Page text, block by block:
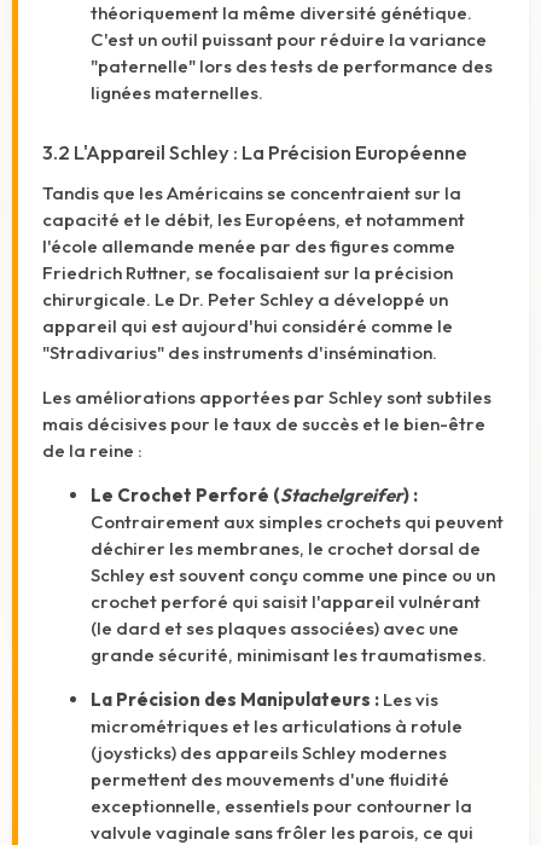
théoriquement la même diversité génétique.
C'est un outil puissant pour réduire la variance
"paternelle" lors des tests de performance des
lignées maternelles.
3.2 L'Appareil Schley : La Précision Européenne
Tandis que les Américains se concentraient sur la
capacité et le débit, les Européens, et notamment
l'école allemande menée par des figures comme
Friedrich Ruttner, se focalisaient sur la précision
chirurgicale. Le Dr. Peter Schley a développé un
appareil qui est aujourd'hui considéré comme le
"Stradivarius" des instruments d'insémination.
Les améliorations apportées par Schley sont subtiles
mais décisives pour le taux de succès et le bien-être
de la reine :
Le Crochet Perforé (Stachelgreifer) :
Contrairement aux simples crochets qui peuvent
déchirer les membranes, le crochet dorsal de
Schley est souvent conçu comme une pince ou un
crochet perforé qui saisit l'appareil vulnérant
(le dard et ses plaques associées) avec une
grande sécurité, minimisant les traumatismes.
La Précision des Manipulateurs : Les vis
micrométriques et les articulations à rotule
(joysticks) des appareils Schley modernes
permettent des mouvements d'une fluidité
exceptionnelle, essentiels pour contourner la
valvule vaginale sans frôler les parois, ce qui